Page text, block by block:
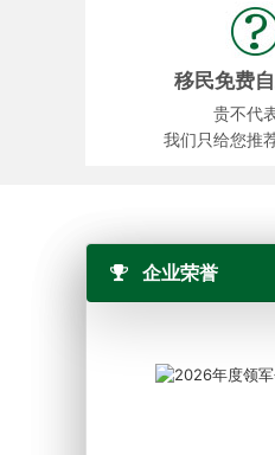
移民免费
贵不代
我们只给您推
企业荣誉